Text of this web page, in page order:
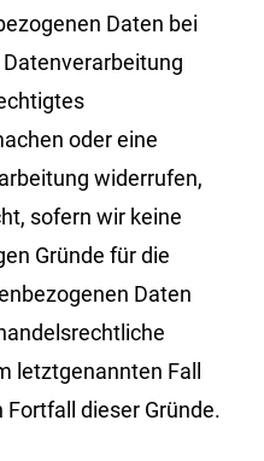
Daten bei
oder eine
widerrufen,
sofern wir keine
Gründe für die
Daten
letztgenannten Fall
dieser Gründe.